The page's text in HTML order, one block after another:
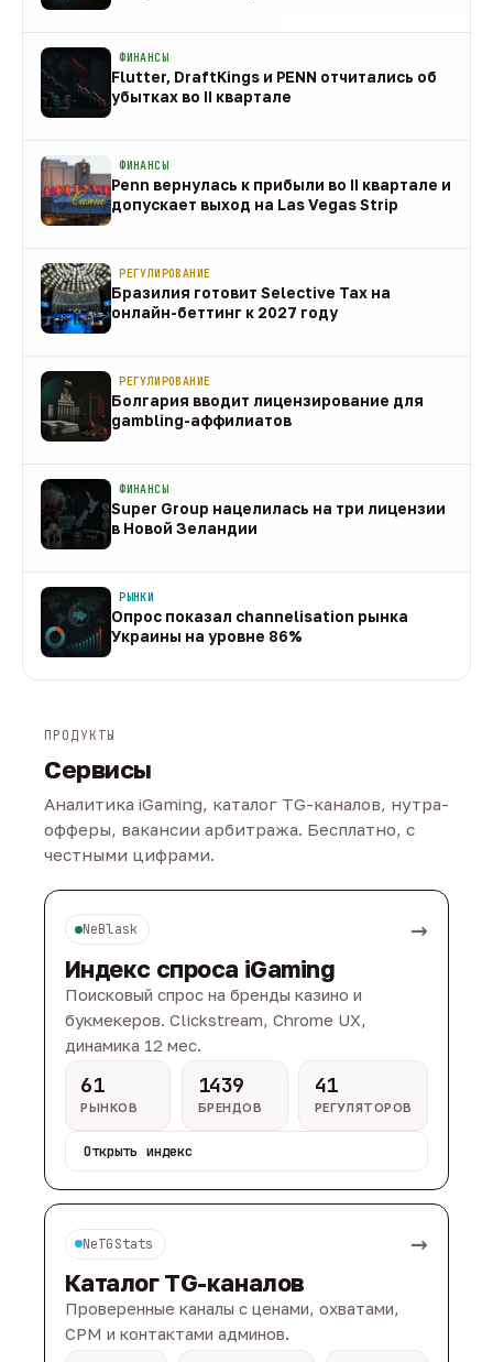
ФИНАНСЫ
Flutter, DraftKings и PENN отчитались об
убытках во II квартале
ФИНАНСЫ
Penn вернулась к прибыли во II квартале и
допускает выход на Las Vegas Strip
РЕГУЛИРОВАНИЕ
Бразилия готовит Selective Tax на
онлайн-беттинг к 2027 году
РЕГУЛИРОВАНИЕ
Болгария вводит лицензирование для
gambling-аффилиатов
ФИНАНСЫ
Super Group нацелилась на три лицензии
в Новой Зеландии
РЫНКИ
Опрос показал channelisation рынка
Украины на уровне 86%
ПРОДУКТЫ
Сервисы
Аналитика iGaming, каталог TG-каналов, нутра-
офферы, вакансии арбитража. Бесплатно, с
честными цифрами.
NeBlask →
Индекс спроса iGaming
Поисковый спрос на бренды казино и
букмекеров. Clickstream, Chrome UX,
динамика 12 мес.
61
РЫНКОВ
1439
БРЕНДОВ
41
РЕГУЛЯТОРОВ
Открыть индекс
NeTGStats →
Каталог TG-каналов
Проверенные каналы с ценами, охватами,
CPM и контактами админов.